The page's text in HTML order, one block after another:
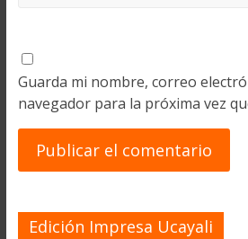
Guarda mi nombre, correo
navegador para la próxima vez
Edición Impresa Ucayali